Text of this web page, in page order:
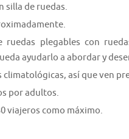
silla de ruedas.
ruedas plegables con
ayudarlo a abordar y
así que ven
por adultos.
viajeros como máximo.